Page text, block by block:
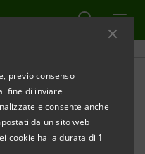
previo consenso
fine di inviare
e consente anche
da un sito web
cookie ha la durata di 1